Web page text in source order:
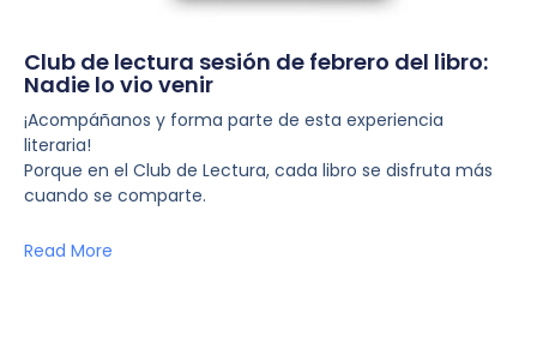
Club de lectura sesión de febrero del libro:
Nadie lo vio venir
¡Acompáñanos y forma parte de esta experiencia
literaria!
Porque en el Club de Lectura, cada libro se disfruta más
cuando se comparte.
Read More